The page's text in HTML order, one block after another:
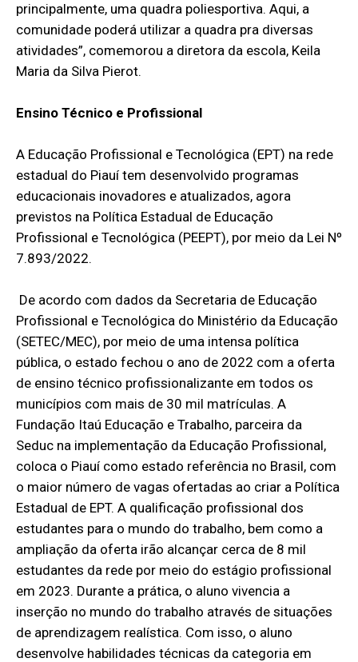
principalmente, uma quadra poliesportiva. Aqui, a
comunidade poderá utilizar a quadra pra diversas
atividades”, comemorou a diretora da escola, Keila
Maria da Silva Pierot.
Ensino Técnico e Profissional
A Educação Profissional e Tecnológica (EPT) na rede
estadual do Piauí tem desenvolvido programas
educacionais inovadores e atualizados, agora
previstos na Política Estadual de Educação
Profissional e Tecnológica (PEEPT), por meio da Lei Nº
7.893/2022.
De acordo com dados da Secretaria de Educação
Profissional e Tecnológica do Ministério da Educação
(SETEC/MEC), por meio de uma intensa política
pública, o estado fechou o ano de 2022 com a oferta
de ensino técnico profissionalizante em todos os
municípios com mais de 30 mil matrículas. A
Fundação Itaú Educação e Trabalho, parceira da
Seduc na implementação da Educação Profissional,
coloca o Piauí como estado referência no Brasil, com
o maior número de vagas ofertadas ao criar a Política
Estadual de EPT. A qualificação profissional dos
estudantes para o mundo do trabalho, bem como a
ampliação da oferta irão alcançar cerca de 8 mil
estudantes da rede por meio do estágio profissional
em 2023. Durante a prática, o aluno vivencia a
inserção no mundo do trabalho através de situações
de aprendizagem realística. Com isso, o aluno
desenvolve habilidades técnicas da categoria em